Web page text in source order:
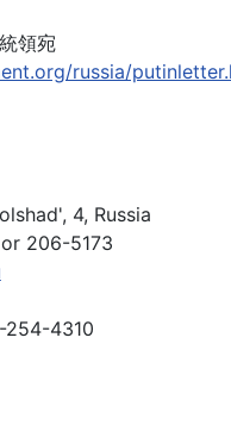
領宛
russia/
4, Russia
206-5173
254-4310